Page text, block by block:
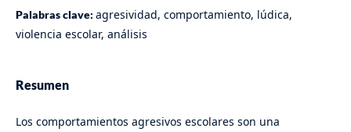
Palabras clave: agresividad, comportamiento, lúdica,
violencia escolar, análisis
Resumen
Los comportamientos agresivos escolares son una